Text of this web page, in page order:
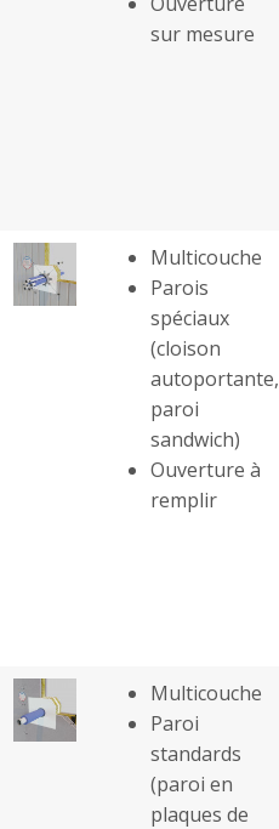
sur mesure
Multicouche
Parois
spéciaux
(cloison
autoportante,
paroi
sandwich)
Ouverture à
remplir
Multicouche
Paroi
standards
(paroi en
plaques de